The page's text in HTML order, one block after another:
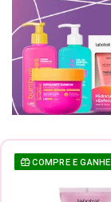
COMPRE E GANHE